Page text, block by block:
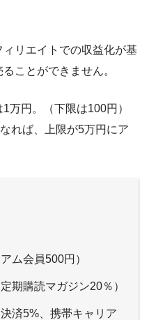
リエイトでの収益化が基
ことができません。
万円。（下限は100円）
れば、上限が5万円にア
ム会員500円）
期購読マガジン20％）
済5%、携帯キャリア